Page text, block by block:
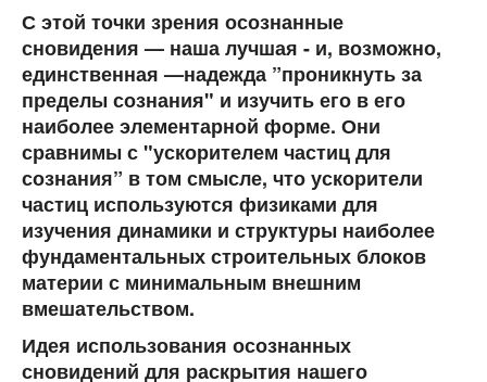
С этой точки зрения осознанные
сновидения — наша лучшая - и, возможно,
единственная —надежда ”проникнуть за
пределы сознания" и изучить его в его
наиболее элементарной форме. Они
сравнимы с "ускорителем частиц для
сознания” в том смысле, что ускорители
частиц используются физиками для
изучения динамики и структуры наиболее
фундаментальных строительных блоков
материи с минимальным внешним
вмешательством.
Идея использования осознанных
сновидений для раскрытия нашего